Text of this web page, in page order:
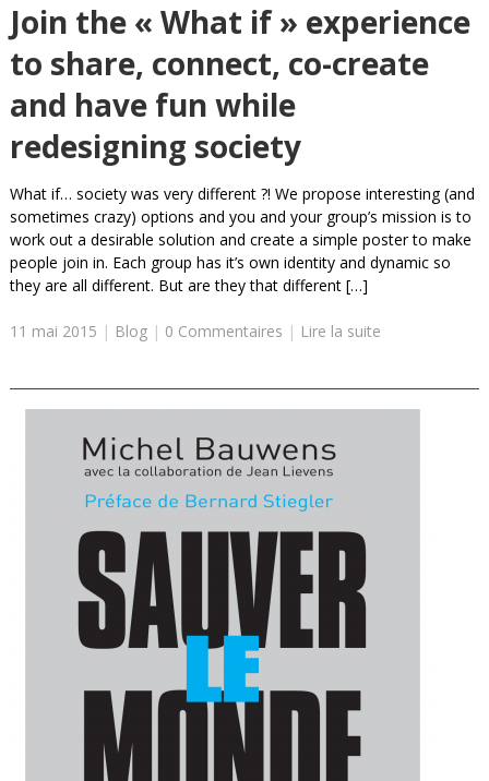
Join the « What if » experience
to share, connect, co-create
and have fun while
redesigning society
What if… society was very different ?! We propose interesting (and
sometimes crazy) options and you and your group’s mission is to
work out a desirable solution and create a simple poster to make
people join in. Each group has it’s own identity and dynamic so
they are all different. But are they that different […]
11 mai 2015 | Blog | 0 Commentaires | Lire la suite